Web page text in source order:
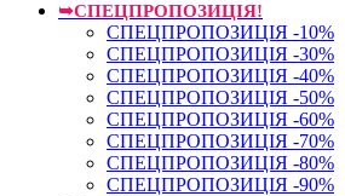
➥СПЕЦПРОПОЗИЦІЯ!
СПЕЦПРОПОЗИЦІЯ -10%
СПЕЦПРОПОЗИЦІЯ -30%
СПЕЦПРОПОЗИЦІЯ -40%
СПЕЦПРОПОЗИЦІЯ -50%
СПЕЦПРОПОЗИЦІЯ -60%
СПЕЦПРОПОЗИЦІЯ -70%
СПЕЦПРОПОЗИЦІЯ -80%
СПЕЦПРОПОЗИЦІЯ -90%